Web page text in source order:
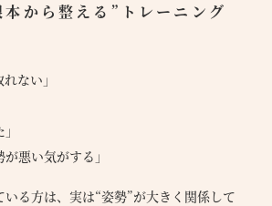
から整える”トレーニング
ない」
悪い気がする」
る方は、実は“姿勢”が大きく関係して